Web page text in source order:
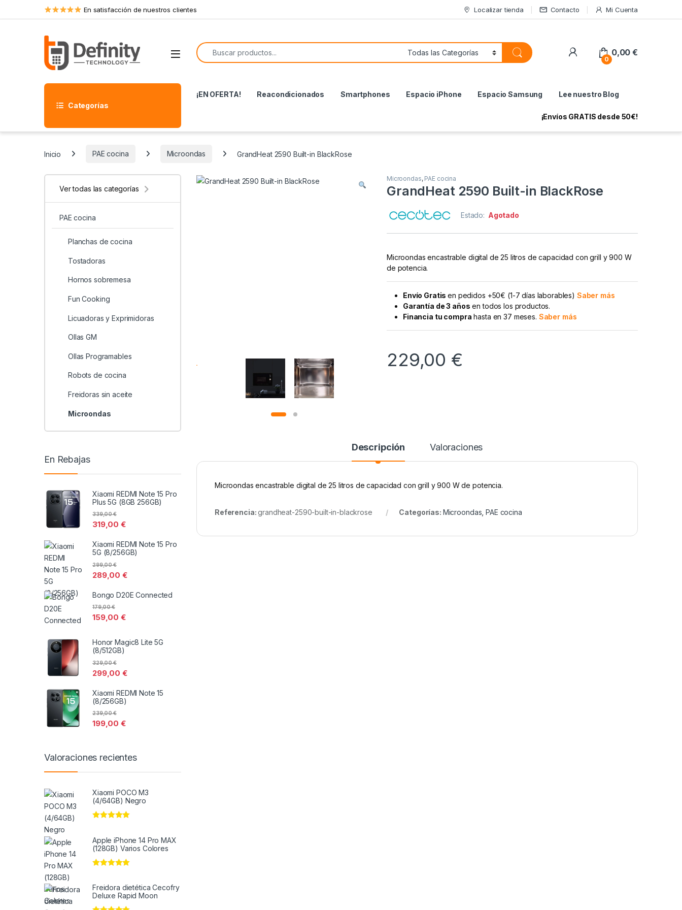
Skip to navigation
Skip to content En satisfacción de nuestros clientes Localizar tienda Contacto Mi Cuenta
Open
Search for:
My Account
0
0,00€
Categorías
¡EN OFERTA! Reacondicionados Smartphones Espacio iPhone Espacio Samsung Lee nuestro Blog
¡Envíos GRATIS desde 50€!
Inicio PAE cocina Microondas GrandHeat 2590 Built-in BlackRose
Microondas, PAE cocina
GrandHeat 2590 Built-in BlackRose
Estado: Agotado
Microondas encastrable digital de 25 litros de capacidad con grill y 900 W
de potencia.
Envío Gratisen pedidos +50€ (1-7 días laborables) Saber más
Garantía de 3 años en todos los productos.
Financia tu compra hasta en 37 meses. Saber más
229,00 €
Descripción Valoraciones
Microondas encastrable digital de 25 litros de capacidad con grill y 900 W de potencia.
Referencia:grandheat-2590-built-in-blackrose Categorías: Microondas ,PAE cocina
Ver todas las categorías
PAE cocina
Planchas de cocina
Tostadoras
Hornos sobremesa
Fun Cooking
Licuadoras y Exprimidoras
Ollas GM
Ollas Programables
Robots de cocina
Freidoras sin aceite
Microondas
En Rebajas
Xiaomi REDMI Note 15 Pro
Plus 5G (8GB 256GB)
319,00€
339,00€
Xiaomi REDMI Note 15 Pro
5G (8/256GB)
289,00€
299,00€
Bongo D20E Connected
159,00€
179,00€
Honor Magic8 Lite 5G
(8/512GB)
299,00€
329,00€
Xiaomi REDMI Note 15
(8/256GB)
199,00€
239,00€
Valoraciones recientes
Xiaomi POCO M3
(4/64GB) Negro
Apple iPhone 14 Pro MAX
(128GB) Varios Colores
Freidora dietética Cecofry
Deluxe Rapid Moon